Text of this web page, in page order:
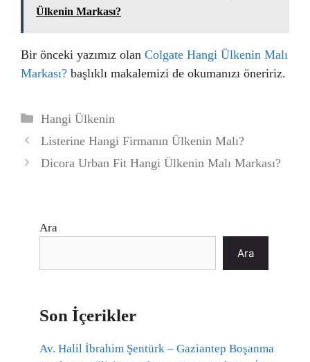
Ülkenin Markası?
Bir önceki yazımız olan Colgate Hangi Ülkenin Malı
Markası? başlıklı makalemizi de okumanızı öneririz.
Kategoriler
Hangi Ülkenin
Listerine Hangi Firmanın Ülkenin Malı?
Dicora Urban Fit Hangi Ülkenin Malı Markası?
Ara
Ara
Son İçerikler
Av. Halil İbrahim Şentürk – Gaziantep Boşanma